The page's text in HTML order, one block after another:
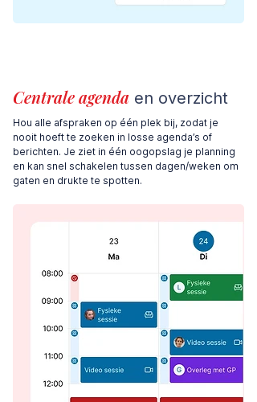
Centrale agenda en overzicht
Hou alle afspraken op één plek bij, zodat je
nooit hoeft te zoeken in losse agenda’s of
berichten. Je ziet in één oogopslag je planning
en kan snel schakelen tussen dagen/weken om
gaten en drukte te spotten.